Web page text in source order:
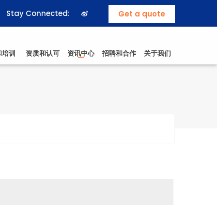
Stay Connected: Get a quote
训 资质和认可 资讯中心 招聘和合作 关于我们